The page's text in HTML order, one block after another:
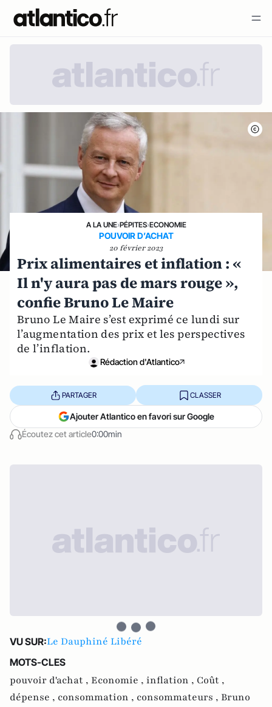
A LA UNE›PÉPITES›ECONOMIE
POUVOIR D’ACHAT
20 février 2023
Prix alimentaires et inflation : «
Il n'y aura pas de mars rouge »,
confie Bruno Le Maire
Bruno Le Maire s’est exprimé ce lundi sur
l’augmentation des prix et les perspectives
de l’inflation.
Rédaction d'Atlantico
Écoutez cet article0:00min
PARTAGER CLASSER
Ajouter Atlantico en favori sur Google
VU SUR:Le Dauphiné Libéré
MOTS-CLES
pouvoir d'achat , Economie , inflation , Coût ,
dépense , consommation , consommateurs , Bruno